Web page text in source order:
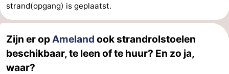
strand(opgang) is geplaatst.
Zijn er op Ameland ook strandrolstoelen
beschikbaar, te leen of te huur? En zo ja,
waar?